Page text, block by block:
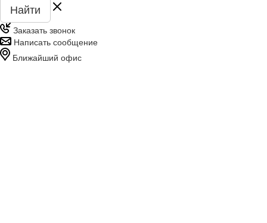
Найти
Заказать звонок
Написать сообщение
Ближайший офис